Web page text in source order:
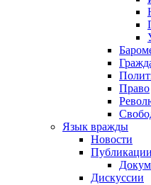
Право
Язык вражды
Новости
Публикации
Дискуссии